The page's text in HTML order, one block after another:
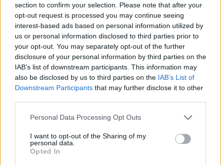
section to confirm your selection. Please note that after your
opt-out request is processed you may continue seeing
interest-based ads based on personal information utilized by
us or personal information disclosed to third parties prior to
your opt-out. You may separately opt-out of the further
disclosure of your personal information by third parties on the
IAB’s list of downstream participants. This information may
also be disclosed by us to third parties on the IAB’s List of
Downstream Participants that may further disclose it to other
Personal Data Processing Opt Outs
I want to opt-out of the Sharing of my
personal data.
Opted In
DOWNLOAD QR 🠋
Condividi:
WhatsApp
Telegram
Stampa
Correlati